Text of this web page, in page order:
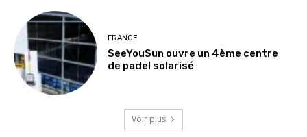
FRANCE
SeeYouSun ouvre un 4ème centre
de padel solarisé
Voir plus